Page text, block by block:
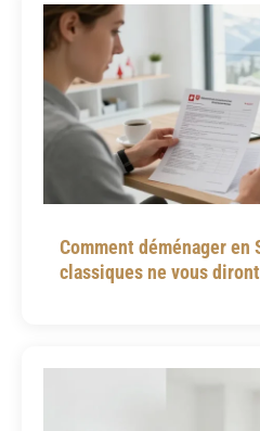
Comment déménager
classiques ne vous